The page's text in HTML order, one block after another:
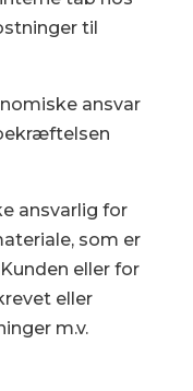
til
ansvar
ansvarlig for
som er
eller for
eller
m.v.